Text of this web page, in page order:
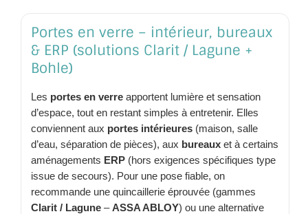
DEMANDE DE DEVIS
SUIVI DE DEVIS
SUIVI DE COMMANDE
TOUS LES TARIFS AU M2
GUIDE : CHOIX PAR UTILISATION
INSPIRATIONS ET NOUVEAUTÉS
Portes en verre – intérieur, bureaux
& ERP (solutions Clarit / Lagune +
Bohle)
Les portes en verre apportent lumière et sensation
d’espace, tout en restant simples à entretenir. Elles
conviennent aux portes intérieures (maison, salle
d’eau, séparation de pièces), aux bureaux et à certains
aménagements ERP (hors exigences spécifiques type
issue de secours). Pour une pose fiable, on
recommande une quincaillerie éprouvée (gammes
Clarit / Lagune –ASSA ABLOY) ou une alternative